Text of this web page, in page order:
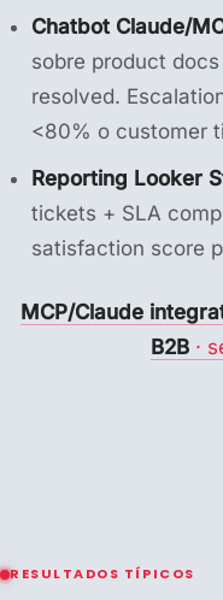
Chatbot Claude/
sobre product
resolved.
<80% o customer
Reporting Looker
tickets + SLA
satisfaction score
MCP/Claude
B2B ·
RESULTADOS TÍPICOS